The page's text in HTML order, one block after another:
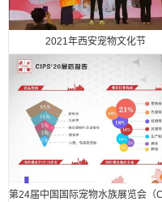
2021年西安宠物文化节